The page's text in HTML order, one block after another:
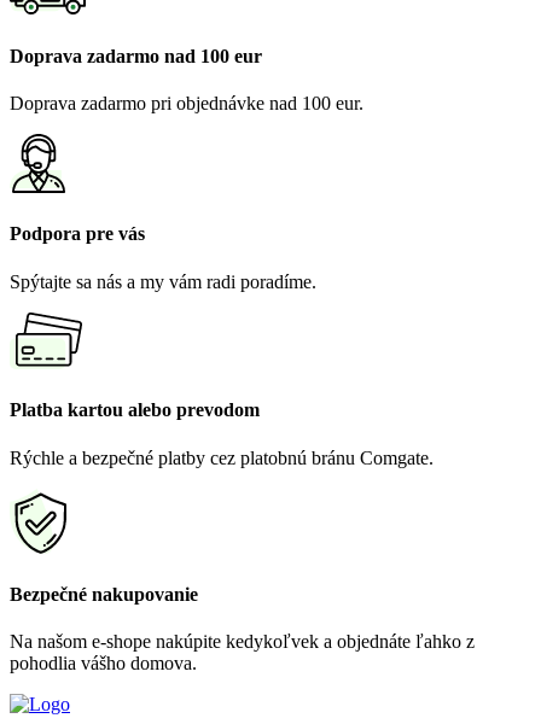
Doprava zadarmo nad 100 eur
Doprava zadarmo pri objednávke nad 100 eur.
Podpora pre vás
Spýtajte sa nás a my vám radi poradíme.
Platba kartou alebo prevodom
Rýchle a bezpečné platby cez platobnú bránu Comgate.
Bezpečné nakupovanie
Na našom e-shope nakúpite kedykoľvek a objednáte ľahko z
pohodlia vášho domova.